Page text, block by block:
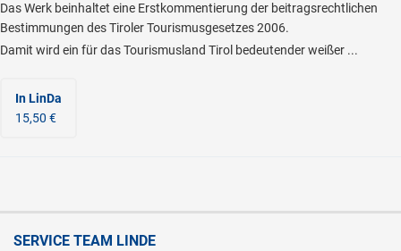
Das Werk beinhaltet eine Erstkommentierung der beitragsrechtlichen
Bestimmungen des Tiroler Tourismusgesetzes 2006.
Damit wird ein für das Tourismusland Tirol bedeutender weißer ...
In LinDa
15,50 €
SERVICE TEAM LINDE